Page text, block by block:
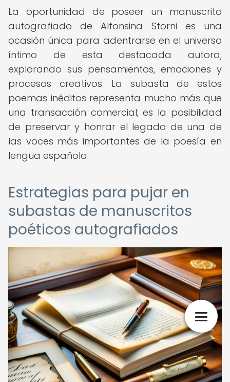
La oportunidad de poseer un manuscrito
autografiado de Alfonsina Storni es una
ocasión única para adentrarse en el universo
íntimo de esta destacada autora,
explorando sus pensamientos, emociones y
procesos creativos. La subasta de estos
poemas inéditos representa mucho más que
una transacción comercial; es la posibilidad
de preservar y honrar el legado de una de
las voces más importantes de la poesía en
lengua española.
Estrategias para pujar en
subastas de manuscritos
poéticos autografiados